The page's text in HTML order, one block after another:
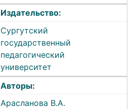
Издательство:
Сургутский
государственный
педагогический
университет
Авторы:
Арасланова В.А.